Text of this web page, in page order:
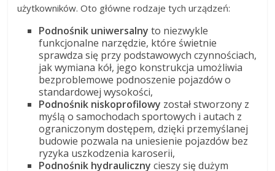
użytkowników. Oto główne rodzaje tych urządzeń:
Podnośnik uniwersalny to niezwykle
funkcjonalne narzędzie, które świetnie
sprawdza się przy podstawowych czynnościach,
jak wymiana kół, jego konstrukcja umożliwia
bezproblemowe podnoszenie pojazdów o
standardowej wysokości,
Podnośnik niskoprofilowy został stworzony z
myślą o samochodach sportowych i autach z
ograniczonym dostępem, dzięki przemyślanej
budowie pozwala na uniesienie pojazdów bez
ryzyka uszkodzenia karoserii,
Podnośnik hydrauliczny cieszy się dużym